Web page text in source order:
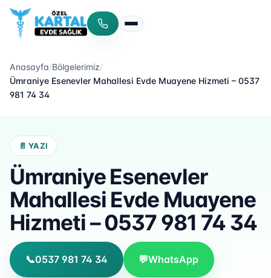
Menüyü aç/kapat
Anasayfa/Bölgelerimiz/
Ümraniye Esenevler Mahallesi Evde Muayene Hizmeti – 0537
981 74 34
📄 YAZI
Ümraniye Esenevler
Mahallesi Evde Muayene
Hizmeti – 0537 981 74 34
📞0537 981 74 34 💬WhatsApp